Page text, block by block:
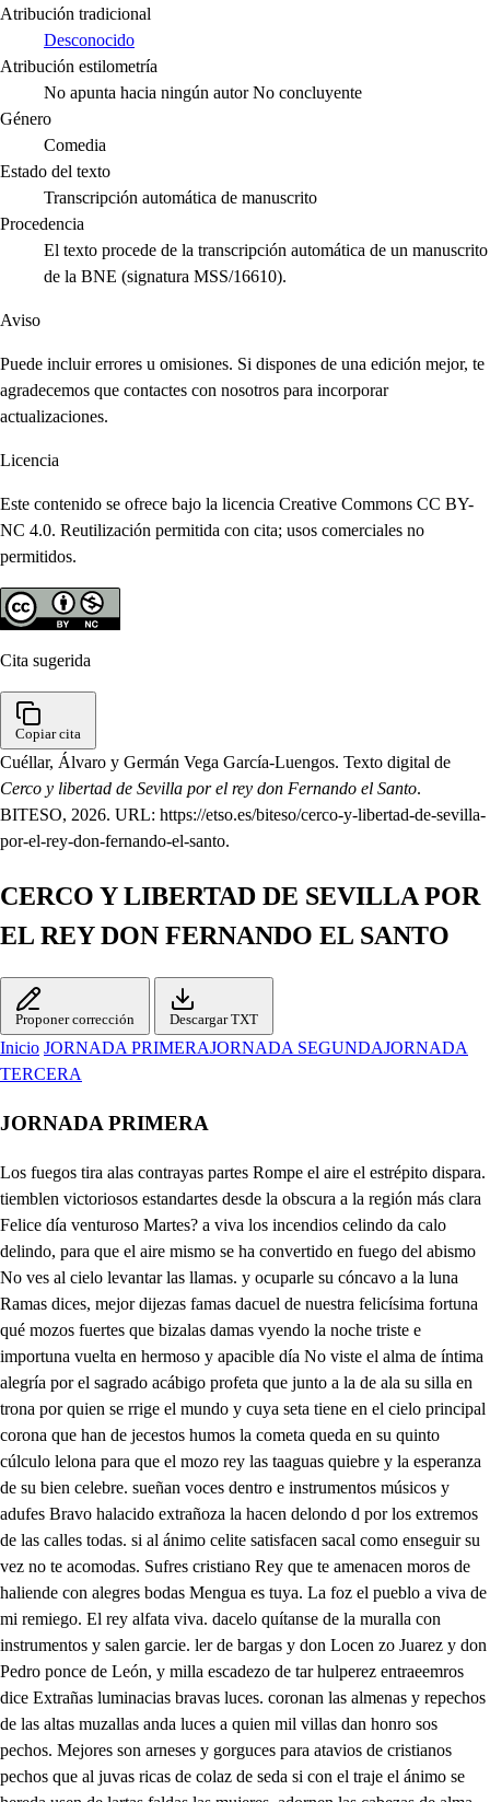
Atribución tradicional
Desconocido
Atribución estilometría
No apunta hacia ningún autor No concluyente
Género
Comedia
Estado del texto
Transcripción automática de manuscrito
Procedencia
El texto procede de la transcripción automática de un manuscrito
de la BNE (signatura MSS/16610).
Aviso
Puede incluir errores u omisiones. Si dispones de una edición mejor, te
agradecemos que contactes con nosotros para incorporar
actualizaciones.
Licencia
Este contenido se ofrece bajo la licencia Creative Commons CC BY-
NC 4.0. Reutilización permitida con cita; usos comerciales no
permitidos.
Cita sugerida
Copiar cita
Cuéllar, Álvaro y Germán Vega García-Luengos. Texto digital de
Cerco y libertad de Sevilla por el rey don Fernando el Santo.
BITESO, 2026. URL: https://etso.es/biteso/cerco-y-libertad-de-sevilla-
por-el-rey-don-fernando-el-santo.
CERCO Y LIBERTAD DE SEVILLA POR
EL REY DON FERNANDO EL SANTO
Proponer corrección Descargar TXT
Inicio JORNADA PRIMERAJORNADA SEGUNDAJORNADA
TERCERA
JORNADA PRIMERA
Los fuegos tira alas contrayas partes Rompe el aire el estrépito dispara. tiemblen victoriosos estandartes desde la obscura a la región más clara Felice día venturoso Martes? a viva los incendios celindo da calo delindo, para que el aire mismo se ha convertido en fuego del abismo No ves al cielo levantar las llamas. y ocuparle su cóncavo a la luna Ramas dices, mejor dijezas famas dacuel de nuestra felicísima fortuna qué mozos fuertes que bizalas damas vyendo la noche triste e importuna vuelta en hermoso y apacible día No viste el alma de íntima alegría por el sagrado acábigo profeta que junto a la de ala su silla en trona por quien se rrige el mundo y cuya seta tiene en el cielo principal corona que han de jecestos humos la cometa queda en su quinto cúlculo lelona para que el mozo rey las taaguas quiebre y la esperanza de su bien celebre. sueñan voces dentro e instrumentos músicos y adufes Bravo halacido extrañoza la hacen delondo d por los extremos de las calles todas. si al ánimo celite satisfacen sacal como enseguir su vez no te acomodas. Sufres cristiano Rey que te amenacen moros de haliende con alegres bodas Mengua es tuya. La foz el pueblo a viva de mi remiego. El rey alfata viva. dacelo quítanse de la muralla con instrumentos y salen garcie. ler de bargas y don Locen zo Juarez y don Pedro ponce de León, y milla escadezo de tar hulperez entraeemros dice Extrañas luminacias bravas luces. coronan las almenas y repechos de las altas muzallas anda luces a quien mil villas dan honro sos pechos. Mejores son arneses y gorguces para atavios de cristianos pechos que al juvas ricas de colaz de seda si con el traje el ánimo se hereda usen de lartas faldas las mujeres. adornen las cabezas de alma icales salgan con afeitados pareceres entre Tartes gazules y aliatares que yo don Peltro ¿quién le quitare a yeperez. hacer por horas víctimas y altares de estos perros sus gustos atropella, Esta es mi condición sigo mi estrella. para qué quiero yo mi alfante envasna y con la pazen mohecido el peto Qué gusto puede darme la dulzana. entre el poblacho en ocio, vil quieto si el Rey Fernando su rigor amaina si no confique el comenzado apreto Yo solo yo mi sombra sola basta para asolar aquesta infame casta Saltaré, ¡vive Dios, por cima el muro. yarrojareme en ese laberinto que al sacudir mi brazo el golpe duro dejará el suelo inmora sangre tinto, contra esta nueva troya me conjuro Ya os pintáis otro Aquiles, No me pintó Aquiles yo que aquiles si viviera estando vivo yo mi sombra fuera desee y si de Garciperez fuera sombra el bravo y ciego no hiciera poco rayo del cielo el bárbaro le nombra. dicen verdad el borracho niño y loco. el alegría de este pueblo asombra mil instrumentos suenan poco a poco salen alegres coros de Sevilla Querran del vectispasearla orilla. salen un corro de moros y morastanendo y balando la zambra y dice millan adviértase q figura gracosa. mi lan Miy digan si ha centre par al son la delgada toca Yo esta canalla está loca. o yo lo debo de estar. m de Veese cómo en madisguera. No lo hagas? aquesta cuida dcestada que por momentos la espada de ntrofigor espera ycompañaros y fiestas No más basta que os contemplo se procura defender Engaños cautelas dolos Podría forza sa ser Díjele a vuesa enced, la ocasión ia pocas de estas envidare lrresto adoce y entre la música y danza hacé un amor tal mudanza. para que aplacer se goce con castellanos donaires Alláme, pero llegar No llegaremos a estar elo a que andar a hacer los danza hechos bujos por llaires mira que son bravos pechos algunos iy mal me conoces. en dándoles cuatrococes Si la ocasión se manija Los beras tícaro hechos y porque te satisfagas? Esperabezaslo. teno de que hacerlo no te está bien m de Veese cómo en madisguera. No lo hagas? he de hacerlo. que por momentos la espada que hay treguas entre los reyes y será dar mal ejemplo No más basta que os contemplo amigos de cumplirleyes Engaños cautelas dolos no se han de intentar creed Díjele a vuesa enced, que nos viméramos solos callo, ¿porque a ser no más de ambos esta era la hora que toda la turbamora hacé un amor tal mudanza. Estaba con bafaba Bueno está millan rondon. yya se empiezana sentar No llegaremos a estar un bato en conversación aunque mi gusto barajas lo haré, aunque soy amigo, de hablar al enemigo al son de trompas y cajas que vive Dios que no sé hablarle en la paz prolija. Si la ocasión se manija Yo por ambos hablaré Enhora buena A la os guarde. Mahoma con todos venga Millay aparta esel de solo den dedeode No me tenga pues un boja pengarde convercebua deveno. con nosotros Tenmillan. Pues si a la mano me van Tienes de callar y o Ivámonos de aquí, señor, que yo sé qué nos importa Esa cólera reporta daré al diablo el amor. de yan des Si de nuestra venida pesadumbre no tenéis? yr prosiguiendo podréis da desara No hay qu en lo impida. sentas Si va de sentar junto a vos sentado estoy. Siguiéndojos los pasos voy Yo apartado quiero estar ya que todos la hanceftado no tengo yo otro remedio. Galán hecho extremado ella digo de mefalda, si no sentarme a quien me dio. Como un pavo está esta serva. y muéstreme acá una manoy aya fe el moro es cortesano, Mahoma con todos venga Blanca es la mano, miralda. Abójela acá y veré Pues ¿cómo la ha de arojar Bien se la puede cortar que luego la volveré de eme de galán en qué os ofendí que sapena se me aplica si el bien no se comunica No vale un maravedi mal aquesa injusta ofensa. hará un pecho cortesano. a mano de cuya mano ve que está su alma suspensa. si es lisonja bueno está. Guárdosos el justo decoro y No sé qué tiene este moro. que cautivándome va Que biso qué gracia y talle ENo soy dama lifonjero. por más que olvidalle quiero No me es posible olvidarle. No me diréis vuestro nombre Importaos mucho sabello. áíbame la vida en ello. Mucho temo no os asombre No me asombrara decí Tocole de amor la hierba, si no sentarme a quien me dio. Como un pavo está esta serva. Comamos la pese a mí Si solo en el nombre topa Sabed que se llama d peten sin la conde las No me niegues este bien. Callad, pesia mi que voy ella viene vento en popa. no hay sino cargar con ella y démos la vuelta por calla No será traición dejalla Si allá podemos vendella No me estéis martiricando que el corazón y alma os indo Llámome, mi bien Celindo. No estoy burlando. ¡Qué buen nombre? y si le enfada porque no mude de amor se buscará otro mejor El deCelindo me agrada el solo él solo es bastante. o atener mi vida en peso. io traidor Las manos, señora, os beso. Mostradme acá se tuebante. debeldo Caí podéisle traer mi hacelo antes que se megue sin plumas sente de Hasta que tenga Amor con que me entretenga No me las pienso poner y si yo os las doy. traerelas pues pon el de estas gorastas cao El corazón me alborotas y las flacas venas hielas Primero que apolo salga? habéis de renegar hoy Callad, pesia mi que voy dándole soya a esta galga Pesarme a que en esos modos que vuesto pecho desfoga no deis de manera soba que nos aozquemos todos. No hacéis callad, dama hermosa, porque yo soy forastero saber una cosa quiero Celindo, mi bien qué cosa Miren que al mivar aquesta aquí pierdo cienducados Porque facon los cercados hacen esta noche fiesta La costumbre ha hecho ley En este insigne lugar de juntarse a celebrar el nacimiento a su rey cada noche y éste es el día que al jatas nuestro señor, Cumple años. io traidor Pesa es toda la alegría Que resiga está mora llegue y la corte media cara Eso solo nos faltaba mi hacelo antes que se megue de denopede don Pedro, que vive ojos? que le veo de manera. que ya renegado hubiera a no venir con los dos. ¿Qué determináis? pues pon el de estas gorastas Primero que apolo salga? de sedora darte gusto detérmino. Hola tú no callarás Entra Celiyamete sucrado Que sin avisarme vino No sé que piensa esta mora. Y no desea más tesoros estar de tu amor gozando Por al aque está hablando con un escuadrón de moros Matarela y matacelos. ¿Qué es aquesto de matar? quiero apercibido estar que viene el moro con celos mi ploria, cero abrazarte Abrázaslo en mi desden. Pesia al mundo. Hidalgo te el suelta No puedo soltarte que soy guarda de este paso. y débole defender Moro de vos de querer que te mate a habla paso. eque es paso ¡Qué poco a poco No adviertes queyo aqu estoy Puro conoces ben soy Serás algún moro loco En estarte te desuelve. y déjame a mi matallo. ay da llamajadelo. agares pere mie callo ¿Por dónde vieneste vuelve. Hola tú no callarás deja aquese desatino Mórito bebe tu vino. y no temetas en más que te hazan la mamona y te quedarás con ella No habrá bien se atreva hacella Bueno está, señora mona. Descubre el rostro que quiero saber quién eres, villano? Vete en hablar a la mano Mira que soy caballero mi ploria, cero abrazarte Abrázaslo en mi desden. caballero t yo pues Ay amor. que soy guarda de este paso. Celiz de mi renego. Quita no te abrase el fuego que salir de lasma ves? Tente digo. Ya mecorro de la larga que les doy. descubrese garciperezy dice. Tente y advierte que yo soy. Ángel de guarda del corro conócesme ya. Celi quién es encambio de no matarme El nombre quieres sacarme. agares pere Encantate No me encanto eres más que un hombre solo Soy tay o y el cielo diolo, para dar al mundo espanto. a que en los tiepos Pues no lo has todo espantado. Pues no me espantas a mí? que soy parte suya. partade la muerte te he sentencado Mal parece que hoy blasones y no quiero que te asombres ¿Sabes que me mataras Si quieres lo llevarás? firmado de nuestros nombres Estoy por probarlo ahora. A las treguas lo agradice No dije ya más soldán, que Roldán difanfarrón Oíd don Pedio parece. pendencia diqlla esperad aquí un momento Qu importa ver este lance que ha venido a darme alcance el cancer de mi tormento El santo Ala te mal diga Mahoma en tu daño sea y si trabarespelea Venza la parte enemiga. en buen hora eperdonad tus hijos se vean esclapos Entre los contrarios fieros Mal parece caballeros, que repiten parabravos venir en contrayo traje fingiedo amorosas llamas y aje quebrarnos las damas como en de